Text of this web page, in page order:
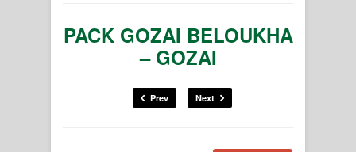
PACK GOZAI BELOUKHA
– GOZAI
Prev Next